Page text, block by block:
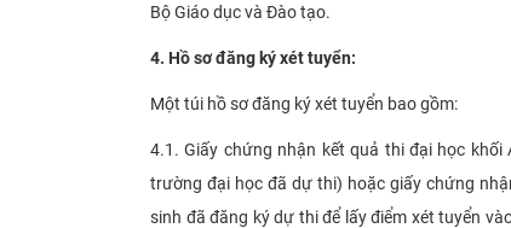
Bộ Giáo dục và Đào tạo.
4. Hồ sơ đăng ký xét tuyển:
Một túi hồ sơ đăng ký xét tuyển bao gồm:
4.1. Giấy chứng nhận kết quả thi đại học
trường đại học đã dự thi) hoặc giấy chứng
sinh đã đăng ký dự thi để lấy điểm xét tuyển